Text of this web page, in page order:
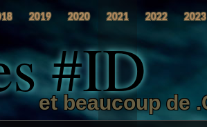
#ID
et beaucoup de
2019 2020 2021 2022 2023